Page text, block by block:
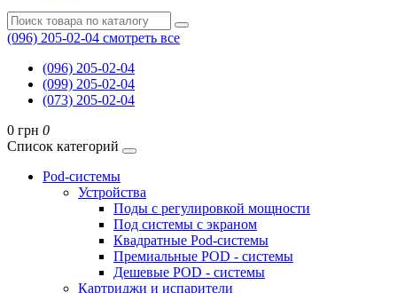
(096) 205-02-04 смотреть все
(096) 205-02-04
(099) 205-02-04
(073) 205-02-04
0 грн 0
Список категорий
Pod-системы
Устройства
Поды с регулировкой мощности
Под системы с экраном
Квадратные Pod-системы
Премиальные POD - системы
Дешевые POD - системы
Картриджи и испарители